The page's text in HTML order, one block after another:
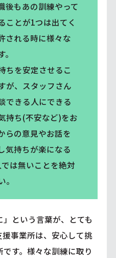
後もあの訓練やって
ことが1つは出てく
される時に様々な
ちを安定させるこ
が、スタッフさん
できる人にできる
持ち(不安など)をお
らの意見やお話を
気持ちが楽になる
は無いことを絶対
」という言葉が、とても
事業所は、安心して挑
す。様々な訓練に取り